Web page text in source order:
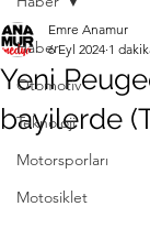
Haber
Otomotiv
Teknoloji
Motorsporları
Motosiklet
Yeni
bayilerde
Emre Anamur
6 Eyl 2024 1